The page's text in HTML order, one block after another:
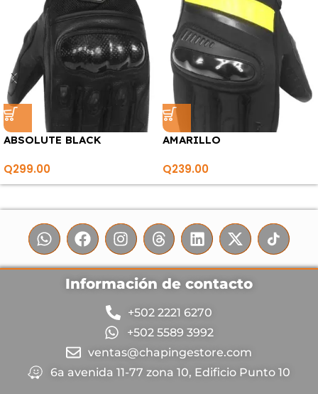
ABSOLUTE BLACK
Q299.00
AMARILLO
Q239.00
Información de contacto
+502 2221 6270
+502 5589 3992
ventas@chapingestore.com
6a avenida 11-77 zona 10, Edificio Punto 10